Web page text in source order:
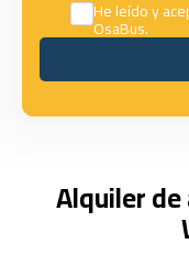
He leído y
OsaBus.
Alquiler